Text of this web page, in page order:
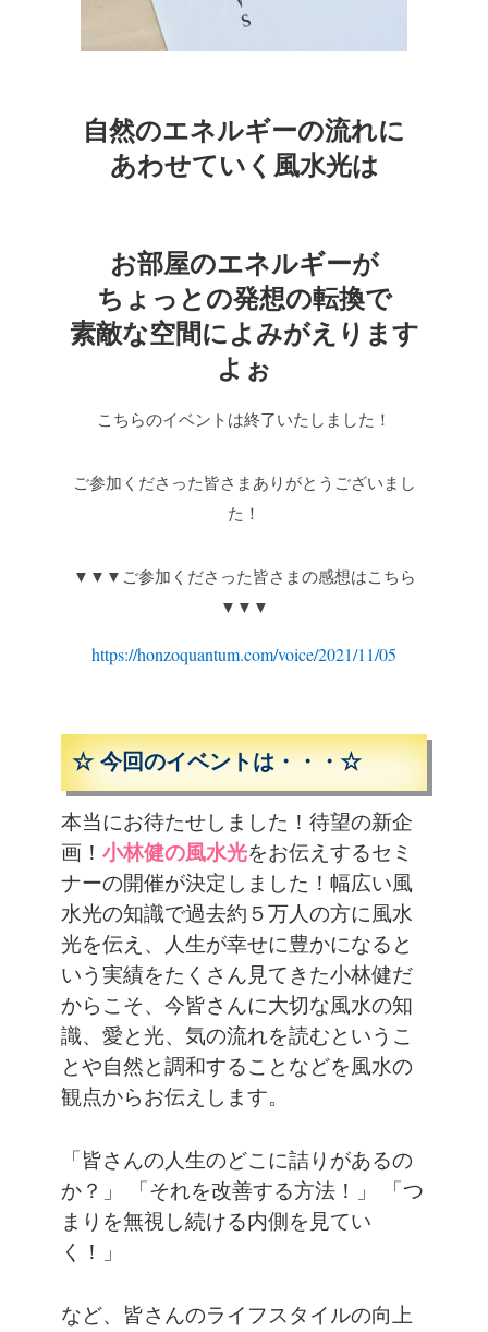
自然のエネルギーの流れに
あわせていく風水光は
お部屋のエネルギーが
ちょっとの発想の転換で
素敵な空間によみがえります
よぉ
こちらのイベントは終了いたしました！
ご参加くださった皆さまありがとうございまし
た！
▼▼▼ご参加くださった皆さまの感想はこちら
▼▼▼
https://honzoquantum.com/voice/2021/11/05
☆ 今回のイベントは・・・☆
本当にお待たせしました！待望の新企
画！ 小林健の風水光をお伝えするセミ
ナーの開催が決定しました！ 幅広い風
水光の知識で過去約５万人の方に風水
光を伝え、人生が幸せに豊かになると
いう実績をたくさん見てきた小林健だ
からこそ、今皆さんに大切な風水の知
識、愛と光、気の流れを読むというこ
とや自然と調和することなどを風水の
観点からお伝えします。
「皆さんの人生のどこに詰りがあるの
か？」
「それを改善する方法！」
「つ
まりを無視し続ける内側を見てい
く！」
など、皆さんのライフスタイルの向上